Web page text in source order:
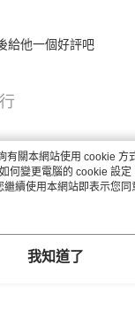
給他一個好評吧
有關本網站使用 cookie 方
何變更電腦的 cookie 設定
繼續使用本網站即表示您
。
我知道了